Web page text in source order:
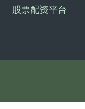
股票配资平台